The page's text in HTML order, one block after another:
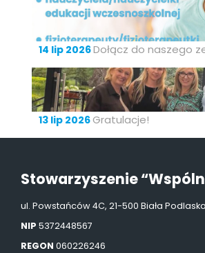
14 lip 2026Dołącz do naszego
13 lip 2026 Gratulacje!
Stowarzyszenie
ul. Powstańców 4C, 21-500 Biała Podlaska
NIP 5372448567
REGON 060226246